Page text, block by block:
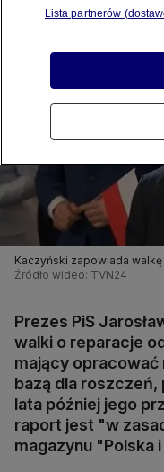
Kaczyński zapowiada
Źródło wideo: TVN24
Prezes PiS
walki o reparacje
mający
bazą dla roszczeń,
lata później jego
raport jest "w
magazynu "Polska
Lista partnerów